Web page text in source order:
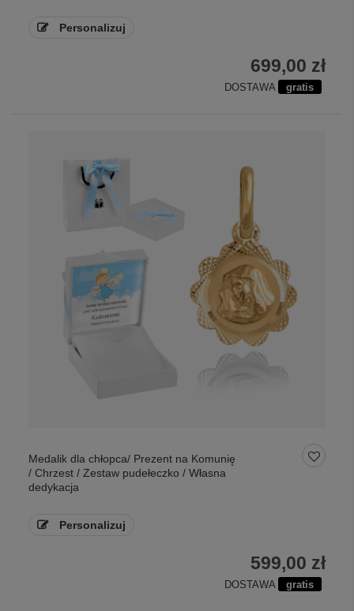
Personalizuj
699,00 zł
DOSTAWA gratis
Medalik dla chłopca/ Prezent na Komunię
/ Chrzest / Zestaw pudełeczko / Własna
dedykacja
Personalizuj
599,00 zł
DOSTAWA gratis